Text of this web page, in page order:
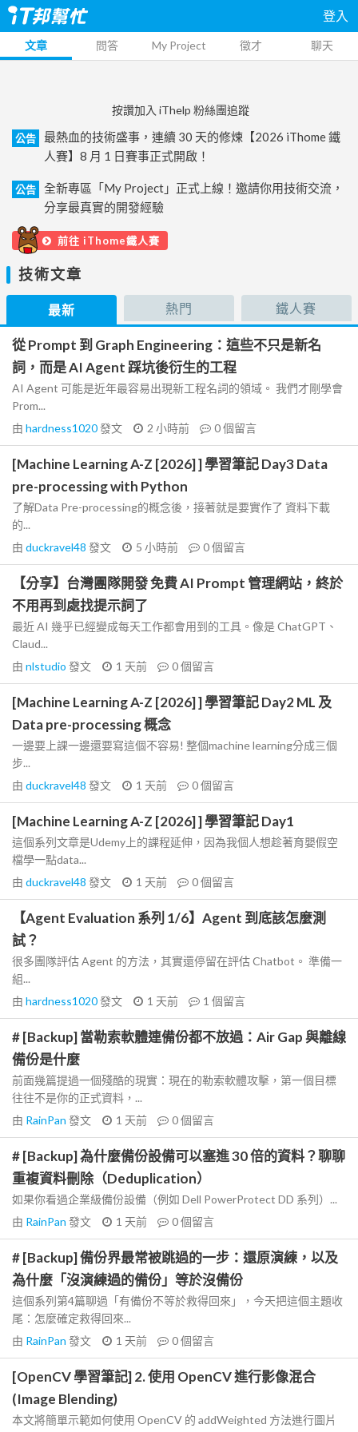
登入
文章 問答 My Project 徵才 聊天
按讚加入 iThelp 粉絲團追蹤
公告
最熱血的技術盛事，連續 30 天的修煉【2026 iThome 鐵
人賽】8 月 1 日賽事正式開啟！
公告
全新專區「My Project」正式上線！邀請你用技術交流，
分享最真實的開發經驗
前往 iThome鐵人賽
技術文章
最新 熱門 鐵人賽
從 Prompt 到 Graph Engineering：這些不只是新名
詞，而是 AI Agent 踩坑後衍生的工程
AI Agent 可能是近年最容易出現新工程名詞的領域。 我們才剛學會
Prom...
由 hardness1020發文 2 小時前 0個留言
[Machine Learning A-Z [2026] ] 學習筆記 Day3 Data
pre-processing with Python
了解Data Pre-processing的概念後，接著就是要實作了 資料下載
的...
由 duckravel48 發文 5 小時前 0個留言
【分享】台灣團隊開發 免費 AI Prompt 管理網站，終於
不用再到處找提示詞了
最近 AI 幾乎已經變成每天工作都會用到的工具。像是 ChatGPT、
Claud...
由 nlstudio 發文 1 天前 0個留言
[Machine Learning A-Z [2026] ] 學習筆記 Day2 ML 及
Data pre-processing 概念
一邊要上課一邊還要寫這個不容易! 整個machine learning分成三個
步...
由 duckravel48 發文 1 天前 0個留言
[Machine Learning A-Z [2026] ] 學習筆記 Day1
這個系列文章是Udemy上的課程延伸，因為我個人想趁著育嬰假空
檔學一點data...
由 duckravel48 發文 1 天前 0個留言
【Agent Evaluation 系列 1/6】Agent 到底該怎麼測
試？
很多團隊評估 Agent 的方法，其實還停留在評估 Chatbot。 準備一
組...
由 hardness1020發文 1 天前 1 個留言
# [Backup] 當勒索軟體連備份都不放過：Air Gap 與離線
備份是什麼
前面幾篇提過一個殘酷的現實：現在的勒索軟體攻擊，第一個目標
往往不是你的正式資料，...
由 RainPan 發文 1 天前 0個留言
# [Backup] 為什麼備份設備可以塞進 30 倍的資料？聊聊
重複資料刪除（Deduplication）
如果你看過企業級備份設備（例如 Dell PowerProtect DD 系列）...
由 RainPan 發文 1 天前 0個留言
# [Backup] 備份界最常被跳過的一步：還原演練，以及
為什麼「沒演練過的備份」等於沒備份
這個系列第4篇聊過「有備份不等於救得回來」，今天把這個主題收
尾：怎麼確定救得回來...
由 RainPan 發文 1 天前 0個留言
[OpenCV 學習筆記] 2. 使用 OpenCV 進行影像混合
(Image Blending)
本文將簡單示範如何使用 OpenCV 的 addWeighted 方法進行圖片